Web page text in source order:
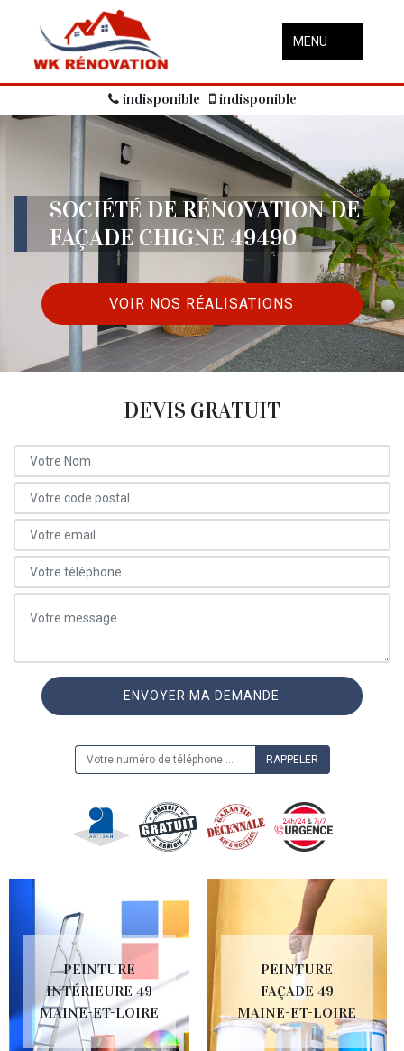
MENU
indisponible indisponible
SOCIÉTÉ DE RÉNOVATION DE
FAÇADE CHIGNE 49490
VOIR NOS RÉALISATIONS
DEVIS GRATUIT
PEINTURE
INTÉRIEURE 49
MAINE-ET-LOIRE
PEINTURE
FAÇADE 49
MAINE-ET-LOIRE